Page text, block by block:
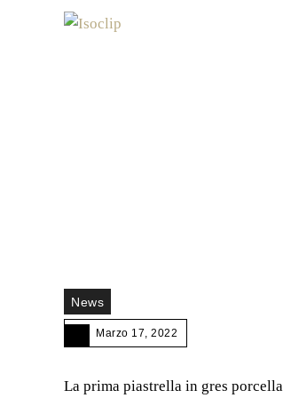
News
Marzo 17, 2022
La prima piastrella in gres